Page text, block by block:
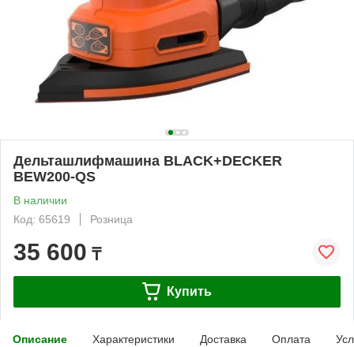
Дельташлифмашина BLACK+DECKER
BEW200-QS
В наличии
Код: 65619
Розница
35 600 ₸
Купить
Описание Характеристики Доставка Оплата